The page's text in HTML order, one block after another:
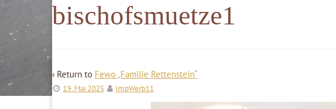
bischofsmuetze1
‹ Return to Fewo „Familie Rettenstein“
19. Mai 2025 ImpWerb11